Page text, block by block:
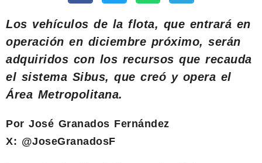
Los vehículos de la flota, que entrará en
operación en diciembre próximo, serán
adquiridos con los recursos que recauda
el sistema Sibus, que creó y opera el
Área Metropolitana.
Por José Granados Fernández
X: @JoseGranadosF